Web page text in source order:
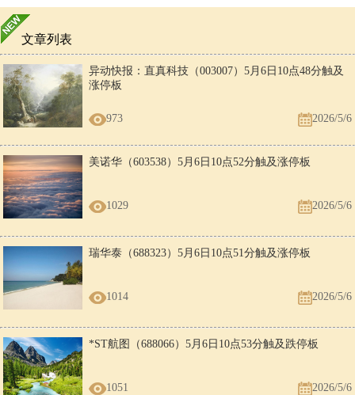
文章列表
异动快报：直真科技（003007）5月6日10点48分触及
涨停板
973 2026/5/6
美诺华（603538）5月6日10点52分触及涨停板
1029 2026/5/6
瑞华泰（688323）5月6日10点51分触及涨停板
1014 2026/5/6
*ST航图（688066）5月6日10点53分触及跌停板
1051 2026/5/6